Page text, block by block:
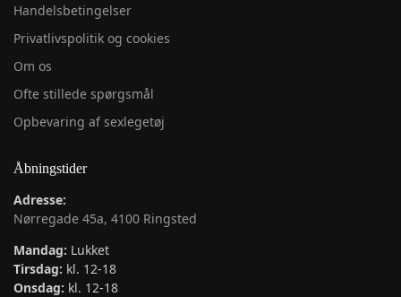
Handelsbetingelser
Privatlivspolitik og cookies
Om os
Ofte stillede spørgsmål
Opbevaring af sexlegetøj
Åbningstider
Adresse:
Nørregade 45a, 4100 Ringsted
Mandag: Lukket
Tirsdag: kl. 12-18
Onsdag: kl. 12-18